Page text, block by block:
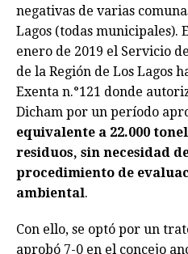
negativas de varias
Lagos (todas municipales).
enero de 2019 el Servicio
de la Región de Los Lagos
Exenta n.°121 donde
Dicham por un período
equivalente a 22.000
residuos, sin necesidad
procedimiento de
ambiental.
Con ello, se optó por un
aprobó 7-0 en el concejo